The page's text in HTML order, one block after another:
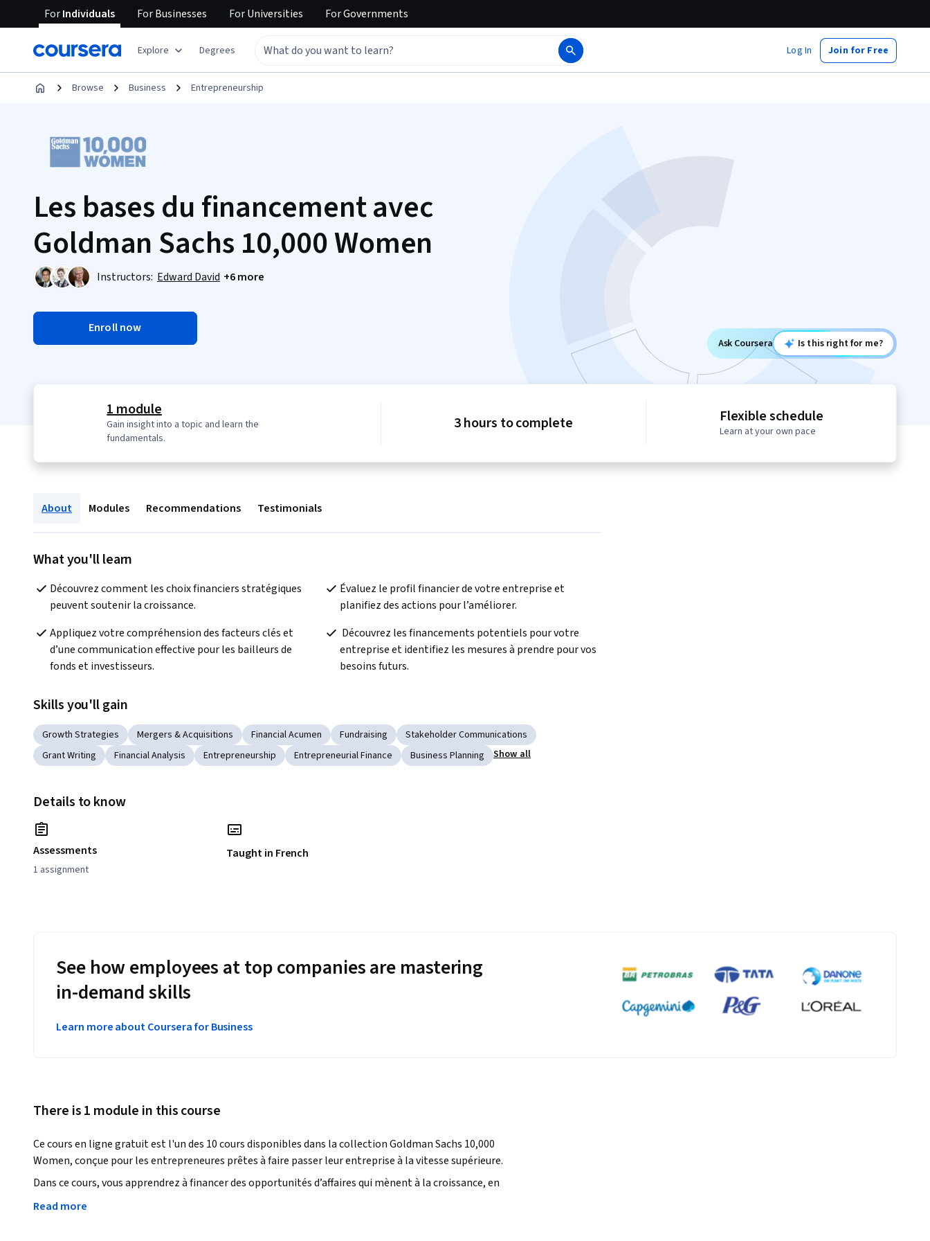
ForIndividuals ForBusinesses ForUniversities ForGovernments
Explore Degrees Log In Join for Free
Browse Business Entrepreneurship
Les bases du financement avec
Goldman Sachs 10,000 Women
Instructors: Edward David +6 more
Enroll now
Ask Coursera Is this right for me?
1 module
Gain insight into a topic and learn the
fundamentals.
3 hours to complete Flexible schedule
Learn at your own pace
About Modules Recommendations Testimonials
What you'll learn
Découvrez comment les choix financiers stratégiques
peuvent soutenir la croissance.
Évaluez le profil financier de votre entreprise et
planifiez des actions pour l’améliorer.
Appliquez votre compréhension des facteurs clés et
d’une communication effective pour les bailleurs de
fonds et investisseurs.
entreprise et identifiez les mesures à prendre pour vos
besoins futurs.
Skills you'll gain
Growth Strategies Mergers & Acquisitions Financial Acumen Fundraising
Stakeholder Communications
Grant Writing
Financial Analysis Entrepreneurship Entrepreneurial Finance Business Planning Show all
Details to know
Assessments
1 assignment
Taught in French
See how employees at top companies are mastering
in-demand skills
Learn more about Coursera for Business
There is 1 module in this course
Ce cours en ligne gratuit est l'un des 10 cours disponibles dans la collection Goldman Sachs 10,000
Women, conçue pour les entrepreneures prêtes à faire passer leur entreprise à la vitesse supérieure.
Dans ce cours, vous apprendrez à financer des opportunités d’affaires qui mènent à la croissance, en
explorant différents types de financement. Vous apprendrez comment le financement des acquisitions
Read more